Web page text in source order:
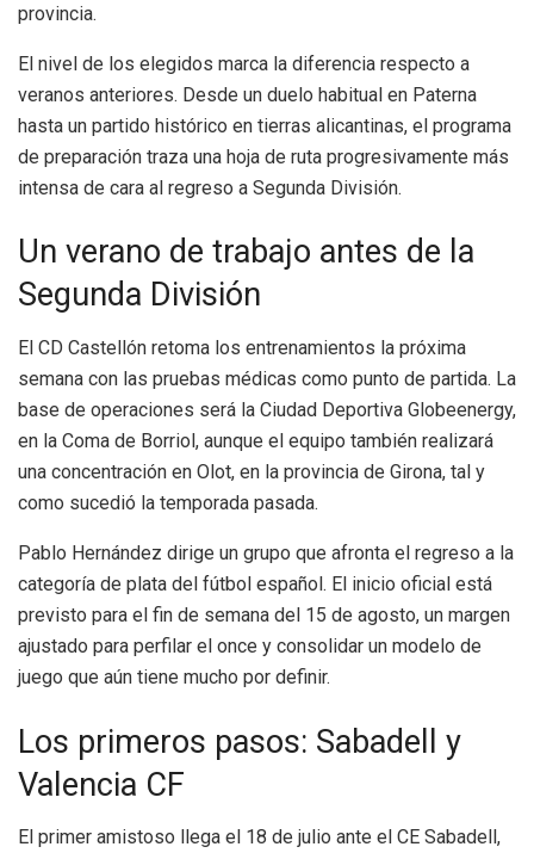
provincia.
El nivel de los elegidos marca la diferencia respecto a
veranos anteriores. Desde un duelo habitual en Paterna
hasta un partido histórico en tierras alicantinas, el programa
de preparación traza una hoja de ruta progresivamente más
intensa de cara al regreso a Segunda División.
Un verano de trabajo antes de la
Segunda División
El CD Castellón retoma los entrenamientos la próxima
semana con las pruebas médicas como punto de partida. La
base de operaciones será la Ciudad Deportiva Globeenergy,
en la Coma de Borriol, aunque el equipo también realizará
una concentración en Olot, en la provincia de Girona, tal y
como sucedió la temporada pasada.
Pablo Hernández dirige un grupo que afronta el regreso a la
categoría de plata del fútbol español. El inicio oficial está
previsto para el fin de semana del 15 de agosto, un margen
ajustado para perfilar el once y consolidar un modelo de
juego que aún tiene mucho por definir.
Los primeros pasos: Sabadell y
Valencia CF
El primer amistoso llega el 18 de julio ante el CE Sabadell,